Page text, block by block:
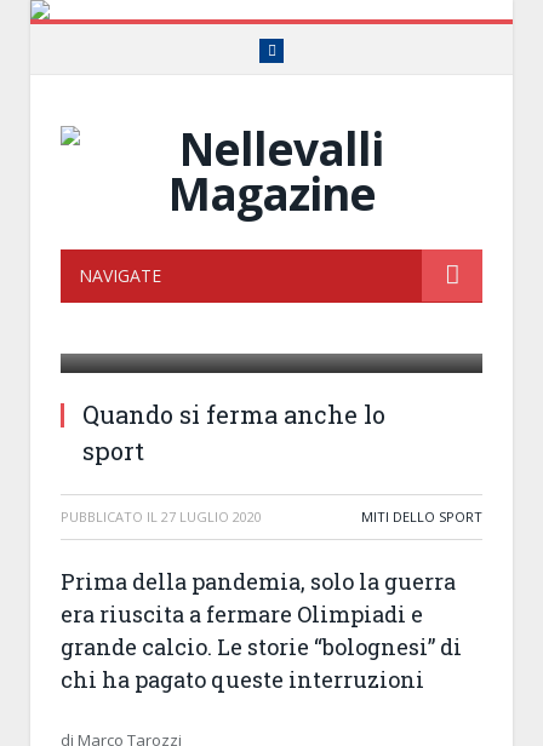
Facebook
NAVIGATE
Quando si ferma anche lo
sport
PUBBLICATO IL 27 LUGLIO 2020 MITI DELLO SPORT
Prima della pandemia, solo la guerra
era riuscita a fermare Olimpiadi e
grande calcio. Le storie “bolognesi” di
chi ha pagato queste interruzioni
di Marco Tarozzi